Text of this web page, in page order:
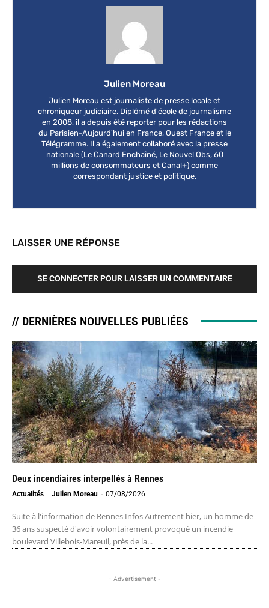
Julien Moreau
Julien Moreau est journaliste de presse locale et
chroniqueur judiciaire. Diplômé d'école de journalisme
en 2008, il a depuis été reporter pour les rédactions
du Parisien-Aujourd'hui en France, Ouest France et le
Télégramme. Il a également collaboré avec la presse
nationale (Le Canard Enchaîné, Le Nouvel Obs, 60
millions de consommateurs et Canal+) comme
correspondant justice et politique.
LAISSER UNE RÉPONSE
SE CONNECTER POUR LAISSER UN COMMENTAIRE
// DERNIÈRES NOUVELLES PUBLIÉES
Deux incendiaires interpellés à Rennes
Actualités Julien Moreau - 07/08/2026
Suite à l'information de Rennes Infos Autrement hier, un homme de
36 ans suspecté d'avoir volontairement provoqué un incendie
boulevard Villebois-Mareuil, près de la...
- Advertisement -